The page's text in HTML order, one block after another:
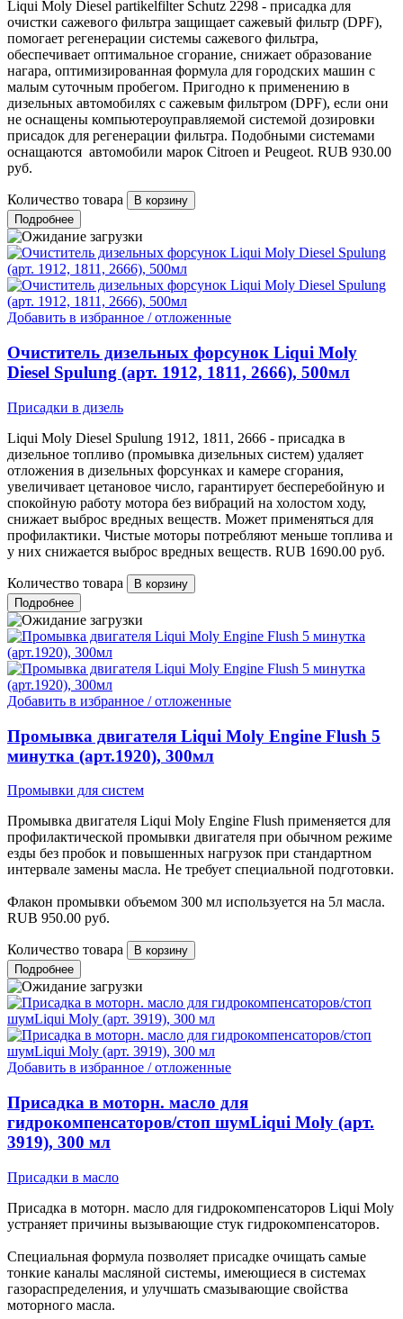
Liqui Moly Diesel partikelfilter Schutz 2298 - присадка для
очистки сажевого фильтра защищает сажевый фильтр (DPF),
помогает регенерации системы сажевого фильтра,
обеспечивает оптимальное сгорание, снижает образование
нагара, оптимизированная формула для городских машин с
малым суточным пробегом. Пригодно к применению в
дизельных автомобилях с сажевым фильтром (DPF), если они
не оснащены компьютероуправляемой системой дозировки
присадок для регенерации фильтра. Подобными системами
оснащаются автомобили марок Citroen и Peugeot. RUB 930.00
руб.
Количество товара
Подробнее
Добавить в избранное / отложенные
Очиститель дизельных форсунок Liqui Moly
Diesel Spulung (арт. 1912, 1811, 2666), 500мл
Присадки в дизель
Liqui Moly Diesel Spulung 1912, 1811, 2666 - присадка в
дизельное топливо (промывка дизельных систем) удаляет
отложения в дизельных форсунках и камере сгорания,
увеличивает цетановое число, гарантирует бесперебойную и
спокойную работу мотора без вибраций на холостом ходу,
снижает выброс вредных веществ. Может применяться для
профилактики. Чистые моторы потребляют меньше топлива и
у них снижается выброс вредных веществ. RUB 1690.00 руб.
Количество товара
Подробнее
Добавить в избранное / отложенные
Промывка двигателя Liqui Moly Engine Flush 5
минутка (арт.1920), 300мл
Промывки для систем
Промывка двигателя Liqui Moly Engine Flush применяется для
профилактической промывки двигателя при обычном режиме
езды без пробок и повышенных нагрузок при стандартном
интервале замены масла. Не требует специальной подготовки.
Флакон промывки объемом 300 мл используется на 5л масла.
RUB 950.00 руб.
Количество товара
Подробнее
Добавить в избранное / отложенные
Присадка в моторн. масло для
гидрокомпенсаторов/стоп шумLiqui Moly (арт.
3919), 300 мл
Присадки в масло
Присадка в моторн. масло для гидрокомпенсаторов Liqui Moly
устраняет причины вызывающие стук гидрокомпенсаторов.
Специальная формула позволяет присадке очищать самые
тонкие каналы масляной системы, имеющиеся в системах
газораспределения, и улучшать смазывающие свойства
моторного масла.